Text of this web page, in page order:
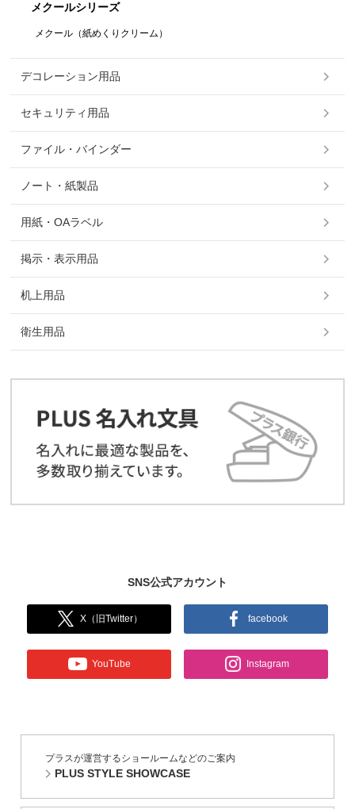
メクールシリーズ
メクール（紙めくりクリーム）
デコレーション用品
セキュリティ用品
ファイル・バインダー
ノート・紙製品
用紙・OAラベル
掲示・表示用品
机上用品
衛生用品
SNS公式アカウント
X（旧Twitter） facebook
YouTube Instagram
プラスが運営するショールームなどのご案内
PLUS STYLE SHOWCASE